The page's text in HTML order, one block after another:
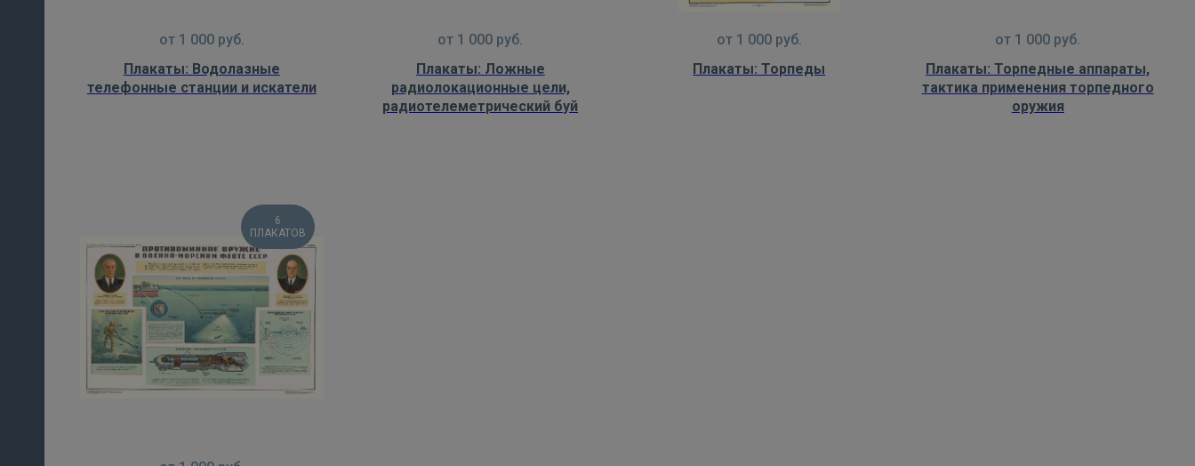
от 1 000 руб.
Плакаты: Водолазные
телефонные станции и искатели
от 1 000 руб.
Плакаты: Ложные
радиолокационные цели,
радиотелеметрический буй
от 1 000 руб.
Плакаты: Торпеды
от 1 000 руб.
Плакаты: Торпедные аппараты,
тактика применения торпедного
оружия
6
ПЛАКАТОВ